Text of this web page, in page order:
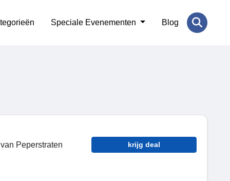
Speciale Evenementen Blog
Peperstraten
krijg deal